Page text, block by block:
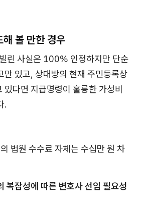
볼 만한 경우
린 사실은 100% 인정하지만 단순
만 있고, 상대방의 현재 주민등록상
있다면 지급명령이 훌륭한 가성비
.
법원 수수료 자체는 수십만 원 차
복잡성에 따른 변호사 선임 필요성